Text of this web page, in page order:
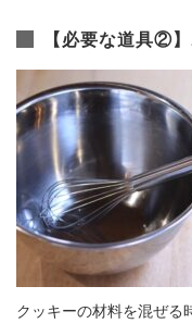
【必要な道具②
クッキーの材料を混ぜる